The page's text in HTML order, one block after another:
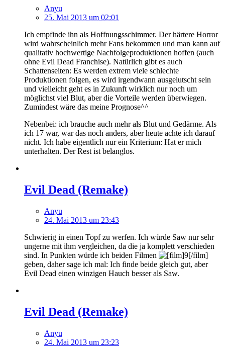
Anyu
25. Mai 2013 um 02:01
Ich empfinde ihn als Hoffnungsschimmer. Der härtere Horror
wird wahrscheinlich mehr Fans bekommen und man kann auf
qualitativ hochwertige Nachfolgeproduktionen hoffen (auch
ohne Evil Dead Franchise). Natürlich gibt es auch
Schattenseiten: Es werden extrem viele schlechte
Produktionen folgen, es wird irgendwann ausgelutscht sein
und vielleicht geht es in Zukunft wirklich nur noch um
möglichst viel Blut, aber die Vorteile werden überwiegen.
Zumindest wäre das meine Prognose^^
Nebenbei: ich brauche auch mehr als Blut und Gedärme. Als
ich 17 war, war das noch anders, aber heute achte ich darauf
nicht. Ich habe eigentlich nur ein Kriterium: Hat er mich
unterhalten. Der Rest ist belanglos.
Evil Dead (Remake)
Anyu
24. Mai 2013 um 23:43
Schwierig in einen Topf zu werfen. Ich würde Saw nur sehr
ungerne mit ihm vergleichen, da die ja komplett verschieden
sind. In Punkten würde ich beiden Filmen
geben, daher sage ich mal: Ich finde beide gleich gut, aber
Evil Dead einen winzigen Hauch besser als Saw.
Evil Dead (Remake)
Anyu
24. Mai 2013 um 23:23